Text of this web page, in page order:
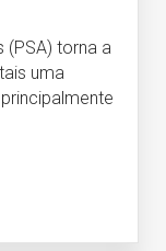
(PSA) torna a
uma